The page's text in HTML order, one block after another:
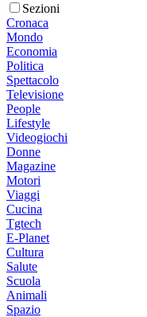
Sezioni
Cronaca
Mondo
Economia
Politica
Spettacolo
Televisione
People
Lifestyle
Videogiochi
Donne
Magazine
Motori
Viaggi
Cucina
Tgtech
E-Planet
Cultura
Salute
Scuola
Animali
Spazio